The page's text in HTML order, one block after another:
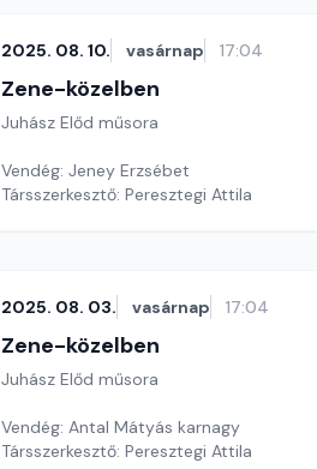
2025. 08. 10. vasárnap 17:04
Zene-közelben
Juhász Előd műsora
Vendég: Jeney Erzsébet
Társszerkesztő: Peresztegi Attila
2025. 08. 03. vasárnap 17:04
Zene-közelben
Juhász Előd műsora
Vendég: Antal Mátyás karnagy
Társszerkesztő: Peresztegi Attila